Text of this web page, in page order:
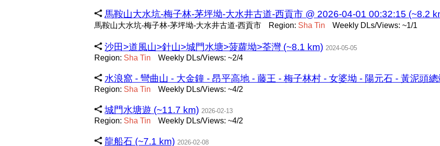
馬鞍山大水坑-梅子林-茅坪坳-大水井古道-西貢市 @ 2026-04-01 00:32:15 (~8.2
馬鞍山大水坑-梅子林-茅坪坳-大水井古道-西貢市 Region: Sha Tin Weekly DLs/Views: ~1/1
沙田>道風山>針山>城門水塘>菠蘿坳>荃灣 (~8.1 km) 2024-05-05
Region: Sha Tin Weekly DLs/Views: ~2/4
水浪窩 - 彎曲山 - 大金鐘 - 昂平高地 - 藤王 - 梅子林村 - 女婆坳 - 陽元石 - 黃泥頭
Region: Sha Tin Weekly DLs/Views: ~4/2
城門水塘遊 (~11.7 km) 2026-02-13
Region: Sha Tin Weekly DLs/Views: ~4/2
龍船石 (~7.1 km) 2026-02-08